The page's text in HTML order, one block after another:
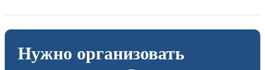
Нужно организовать